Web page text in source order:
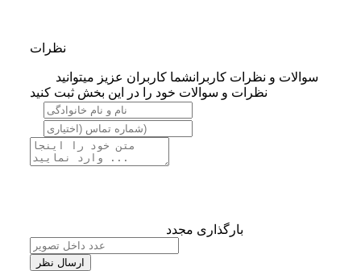
نظرات
سوالات و نظرات کاربرانشما کاربران عزیز میتوانید
نظرات و سوالات خود را در این بخش ثبت کنید
بارگذاری مجدد
ارسال نظر